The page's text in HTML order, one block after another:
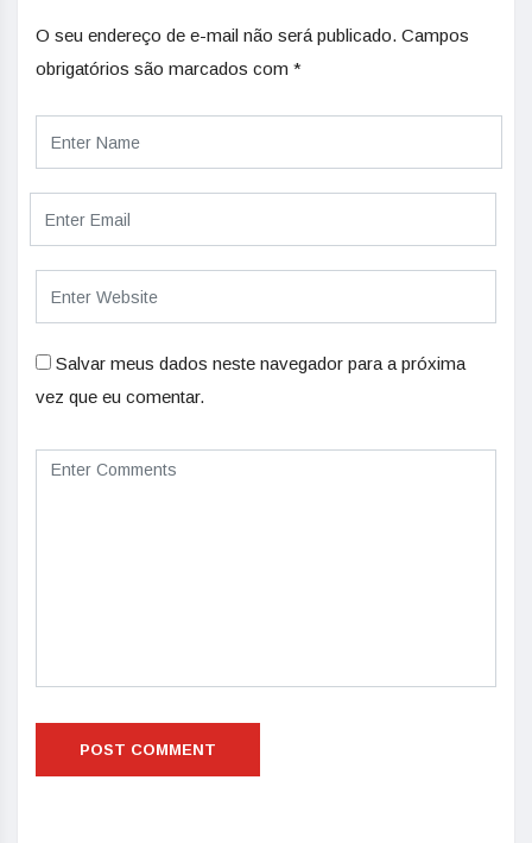
O seu endereço de e-mail não será publicado. Campos
obrigatórios são marcados com *
Salvar meus dados neste navegador para a próxima
vez que eu comentar.